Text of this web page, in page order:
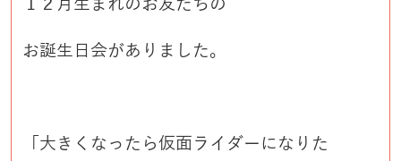
１２月生まれのお友だちの
お誕生日会がありました。
「大きくなったら仮面ライダーになりた